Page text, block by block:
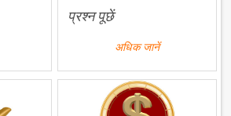
प्रश्न पूछें
अधिक जानें